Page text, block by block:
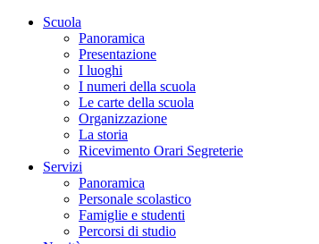
Scuola
Panoramica
Presentazione
I luoghi
I numeri della scuola
Le carte della scuola
Organizzazione
La storia
Ricevimento Orari Segreterie
Servizi
Panoramica
Personale scolastico
Famiglie e studenti
Percorsi di studio